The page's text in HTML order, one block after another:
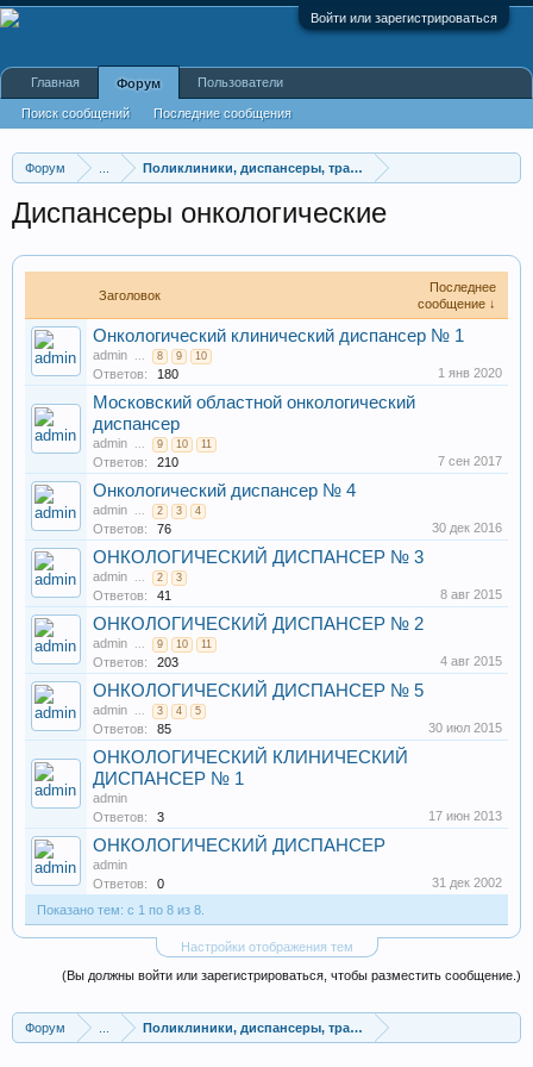
Войти или зарегистрироваться
Форум Поликлиники, диспансеры, травмпункты
Диспансеры онкологические
Заголовок
Последнее
сообщение ↓
Онкологический клинический диспансер № 1
admin ... 8 9 10
Ответов: 180 1 янв 2020
Московский областной онкологический
диспансер
admin ... 9 10 11
Ответов: 210 7 сен 2017
Онкологический диспансер № 4
admin ... 2 3 4
Ответов: 76 30 дек 2016
ОНКОЛОГИЧЕСКИЙ ДИСПАНСЕР № 3
admin ... 2 3
Ответов: 41 8 авг 2015
ОНКОЛОГИЧЕСКИЙ ДИСПАНСЕР № 2
admin ... 9 10 11
Ответов: 203 4 авг 2015
ОНКОЛОГИЧЕСКИЙ ДИСПАНСЕР № 5
admin ... 3 4 5
Ответов: 85 30 июл 2015
ОНКОЛОГИЧЕСКИЙ КЛИНИЧЕСКИЙ
ДИСПАНСЕР № 1
admin
Ответов:
3 17 июн 2013
ОНКОЛОГИЧЕСКИЙ ДИСПАНСЕР
admin
Ответов:
0
31 дек 2002
Показано тем: с 1 по 8 из 8.
Настройки отображения тем
(Вы должны войти или зарегистрироваться, чтобы разместить сообщение.)
Форум Поликлиники, диспансеры, травмпункты
Главная Форум
Поиск сообщений Последние сообщения
Пользователи